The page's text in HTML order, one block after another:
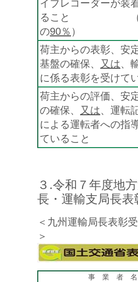
イブレコーダーが装
ること （配
の90％ ）
荷主からの表彰、安
基盤の確保、 又は、
に係る表彰を受けて
荷主からの評価、安
の確保、 又は、運転
による運転者への指
ていること
３.令和７年度地
長・運輸支局長表
＜九州運輸局長表彰
＞
事 業 者 名